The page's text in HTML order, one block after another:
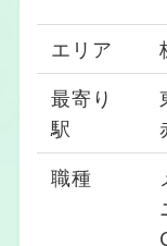
エリア
最寄り
駅
職種